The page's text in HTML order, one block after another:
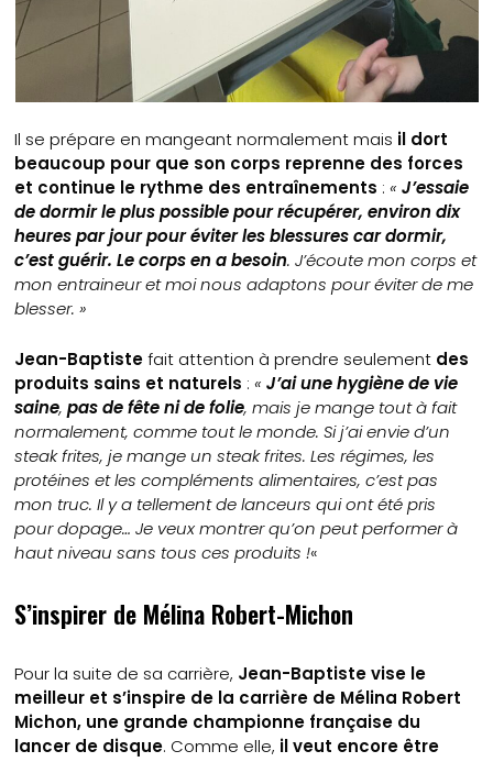
Il se prépare en mangeant normalement mais il dort
beaucoup pour que son corps reprenne des forces
et continue le rythme des entraînements :«J’essaie
de dormir le plus possible pour récupérer, environ dix
heures par jour pour éviter les blessures car dormir,
c’est guérir. Le corps en a besoin. J’écoute mon corps et
mon entraineur et moi nous adaptons pour éviter de me
blesser. »
Jean-Baptistefait attention à prendre seulement des
produits sains et naturels :«J’ai une hygiène de vie
saine, pas de fête ni de folie, mais je mange tout à fait
normalement, comme tout le monde. Si j’ai envie d’un
steak frites, je mange un steak frites. Les régimes, les
protéines et les compléments alimentaires, c’est pas
mon truc. Il y a tellement de lanceurs qui ont été pris
pour dopage… Je veux montrer qu’on peut performer à
haut niveau sans tous ces produits !«
S’inspirer de Mélina Robert-Michon
Pour la suite de sa carrière, Jean-Baptiste vise le
meilleur et s’inspire de la carrière de Mélina Robert
Michon, une grande championne française du
lancer de disque. Comme elle, il veut encore être